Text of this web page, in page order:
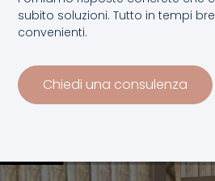
subito soluzioni. Tutto in tempi
convenienti.
Chiedi una consulenza